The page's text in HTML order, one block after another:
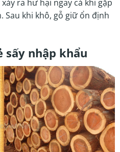
ra hư hại ngay cả khi gặp
Sau khi khô, gỗ giữ ổn định
sấy nhập khẩu